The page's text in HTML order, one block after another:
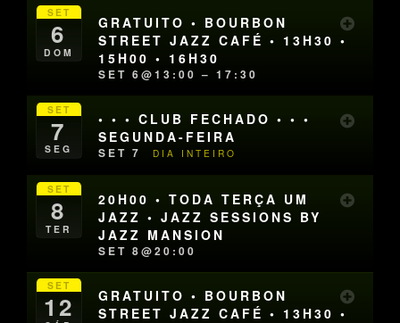
SET
6
DOM
GRATUITO • BOURBON
STREET JAZZ CAFÉ • 13H30 •
15H00 • 16H30
SET 6@13:00 – 17:30
SET
7
SEG
• • • CLUB FECHADO • • •
SEGUNDA-FEIRA
SET 7 DIA INTEIRO
SET
8
TER
20H00 • TODA TERÇA UM
JAZZ • JAZZ SESSIONS BY
JAZZ MANSION
SET 8@20:00
SET
12
GRATUITO • BOURBON
STREET JAZZ CAFÉ • 13H30 •